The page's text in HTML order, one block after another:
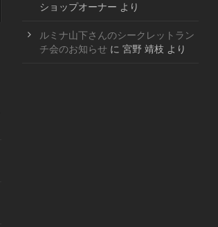
ショップオーナー より
ルミナ山下さんのシークレットラン
チ会のお知らせ に 宮野 靖枝 より